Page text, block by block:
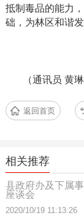
抵制毒品的能力
础，为林区和谐
（通讯员 黄琳
返回首页
相关推荐
县政府办及下属
座谈会
2020/10/19 11:13:26